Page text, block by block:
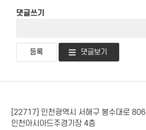
댓글쓰기
댓글보기
[22717] 인천광역시 서해구 봉수대로 806
인천아시아드주경기장 4층